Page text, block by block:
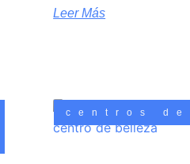
Leer Más
centros